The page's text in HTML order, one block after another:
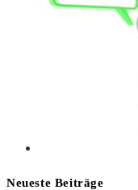
Neueste Beiträge